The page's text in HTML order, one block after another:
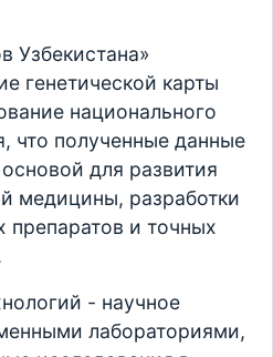
Узбекистана»
генетической карты
национального
что полученные данные
для развития
медицины, разработки
препаратов и точных
- научное
лабораториями,